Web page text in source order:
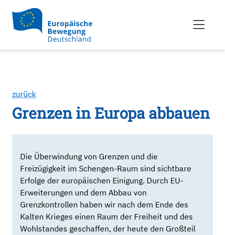
zurück
Grenzen in Europa abbauen
Die Überwindung von Grenzen und die
Freizügigkeit im Schengen-Raum sind sichtbare
Erfolge der europäischen Einigung. Durch EU-
Erweiterungen und dem Abbau von
Grenzkontrollen haben wir nach dem Ende des
Kalten Krieges einen Raum der Freiheit und des
Wohlstandes geschaffen, der heute den Großteil